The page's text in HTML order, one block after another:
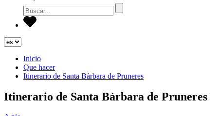
Inicio
Que hacer
Itinerario de Santa Bàrbara de Pruneres
Itinerario de Santa Bàrbara de Pruneres